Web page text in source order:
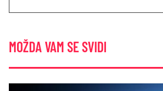
MOŽDA VAM SE SVIDI